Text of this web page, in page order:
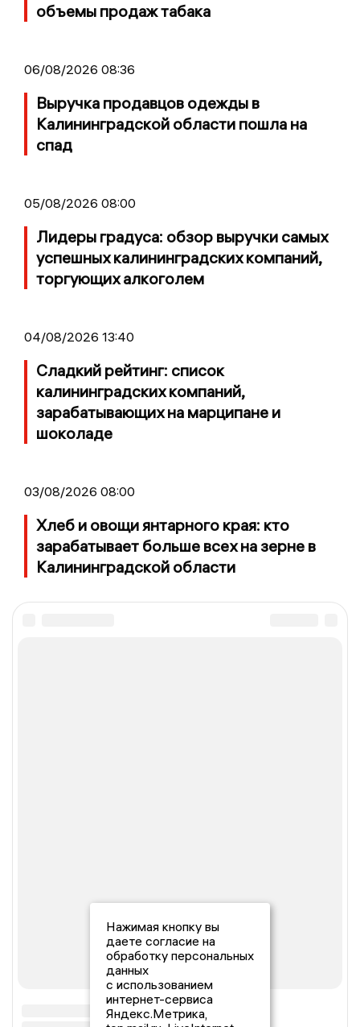
объемы продаж табака
06/08/2026 08:36
Выручка продавцов одежды в
Калининградской области пошла на
спад
05/08/2026 08:00
Лидеры градуса: обзор выручки самых
успешных калининградских компаний,
торгующих алкоголем
04/08/2026 13:40
Сладкий рейтинг: список
калининградских компаний,
зарабатывающих на марципане и
шоколаде
03/08/2026 08:00
Хлеб и овощи янтарного края: кто
зарабатывает больше всех на зерне в
Калининградской области
Нажимая кнопку вы
даете согласие на
обработку персональных
данных
с использованием
интернет-сервиса
Яндекс.Метрика,